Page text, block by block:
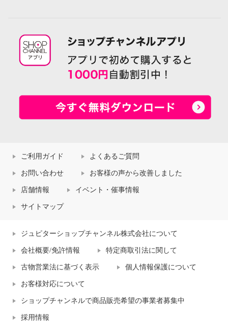
ご利用ガイド よくあるご質問
お問い合わせ お客様の声から改善しました
店舗情報 イベント・催事情報
サイトマップ
ジュピターショップチャンネル株式会社について
会社概要/免許情報 特定商取引法に関して
古物営業法に基づく表示 個人情報保護について
お客様対応について
ショップチャンネルで商品販売希望の事業者募集中
採用情報